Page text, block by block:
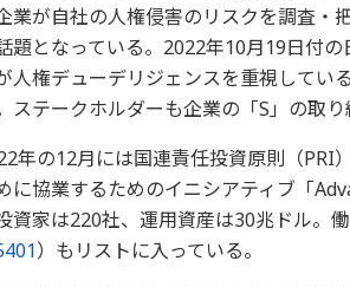
企業が自社の人権侵害のリスクを調査
題となっている。2022年10月19日付
人権デューデリジェンスを重視してい
ステークホルダーも企業の「S」の取
年の12月には国連責任投資原則（PRI
に協業するためのイニシアティブ「
資家は220社、運用資産は30兆ドル。
）もリストに入っている。